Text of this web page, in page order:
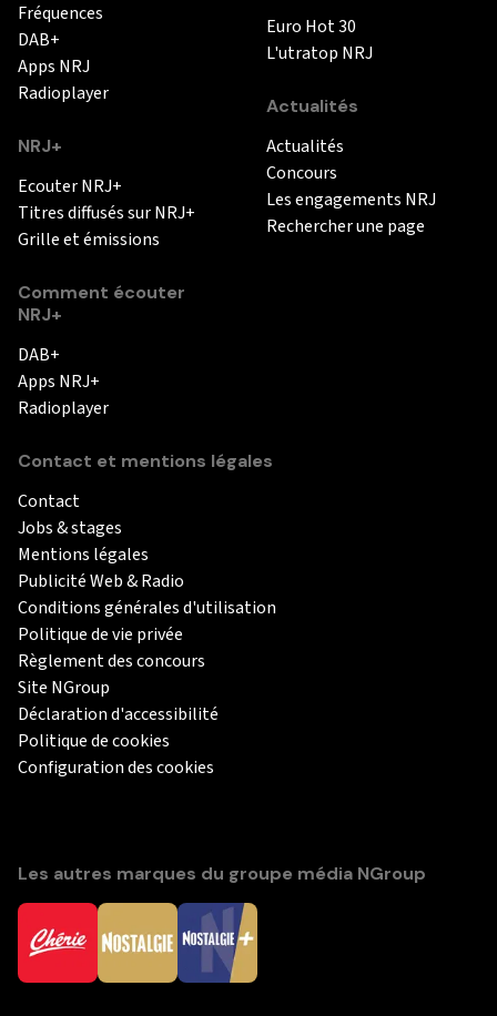
Fréquences
DAB+
Apps NRJ
Radioplayer
NRJ+
Ecouter NRJ+
Titres diffusés sur NRJ+
Grille et émissions
Comment écouter
NRJ+
DAB+
Apps NRJ+
Radioplayer
Euro Hot 30
L'utratop NRJ
Actualités
Actualités
Concours
Les engagements NRJ
Rechercher une page
Contact et mentions légales
Contact
Jobs & stages
Mentions légales
Publicité Web & Radio
Conditions générales d'utilisation
Politique de vie privée
Règlement des concours
Site NGroup
Déclaration d'accessibilité
Politique de cookies
Configuration des cookies
Les autres marques du groupe média NGroup